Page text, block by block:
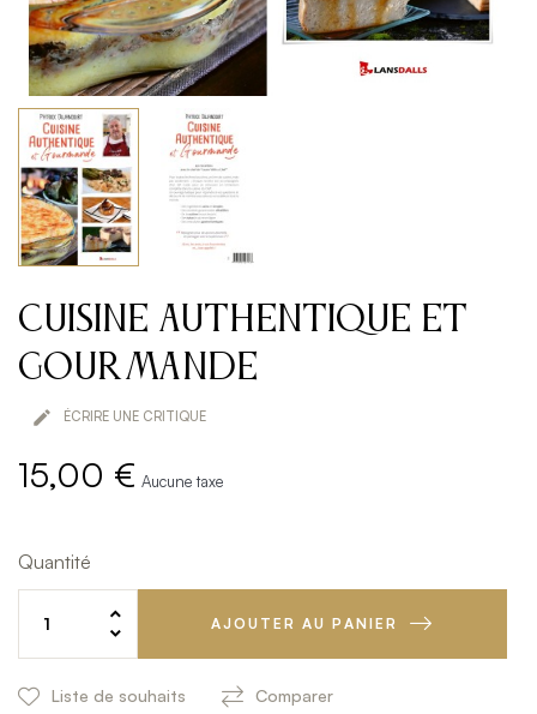
Cuisine Authentique et
Gourmande
 ÉCRIRE UNE CRITIQUE
15,00 € Aucune taxe
Quantité
AJOUTER AU PANIER
Liste de souhaits Comparer